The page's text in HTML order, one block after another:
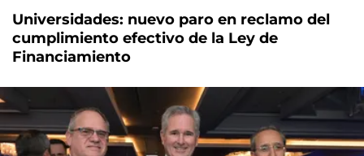
Universidades: nuevo paro en reclamo del
cumplimiento efectivo de la Ley de
Financiamiento